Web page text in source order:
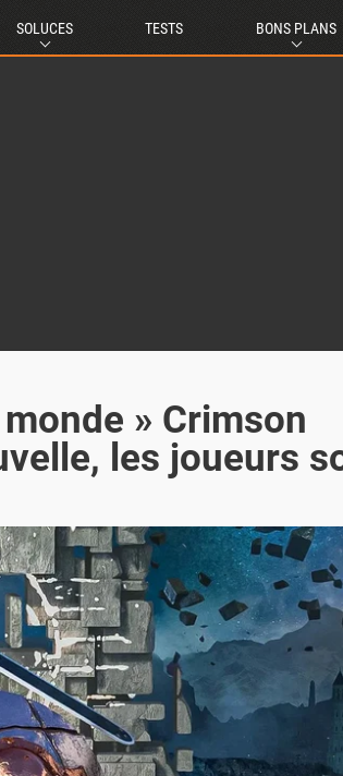
SOLUCES TESTS BONS PLANS
» Crimson
les joueurs